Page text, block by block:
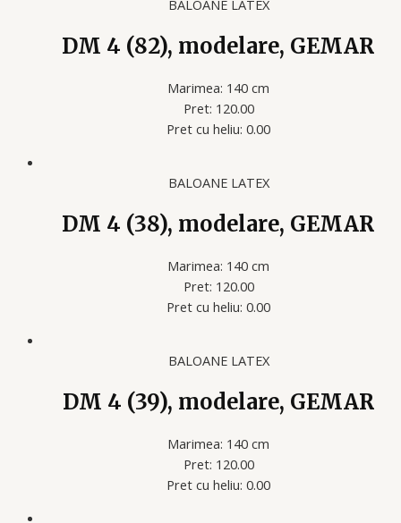
BALOANE LATEX
DM 4 (82), modelare, GEMAR
Marimea: 140 cm
Pret: 120.00
Pret cu heliu: 0.00
BALOANE LATEX
DM 4 (38), modelare, GEMAR
Marimea: 140 cm
Pret: 120.00
Pret cu heliu: 0.00
BALOANE LATEX
DM 4 (39), modelare, GEMAR
Marimea: 140 cm
Pret: 120.00
Pret cu heliu: 0.00